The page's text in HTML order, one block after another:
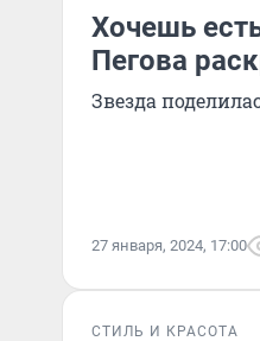
Хочешь
Пегова
Звезда
27 января, 2024, 17:00
СТИЛЬ И КРАСОТА